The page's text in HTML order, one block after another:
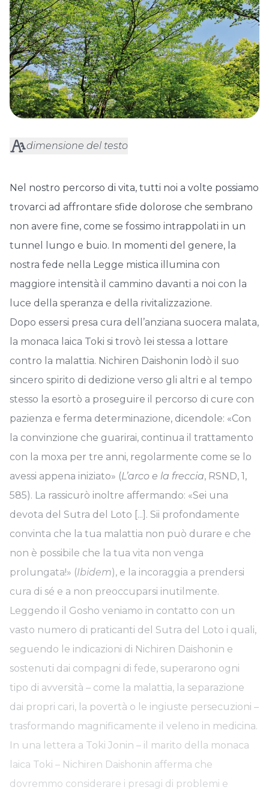
dimensione del testo
Nel nostro percorso di vita, tutti noi a volte possiamo
trovarci ad affrontare sfide dolorose che sembrano
non avere fine, come se fossimo intrappolati in un
tunnel lungo e buio. In momenti del genere, la
nostra fede nella Legge mistica illumina con
maggiore intensità il cammino davanti a noi con la
luce della speranza e della rivitalizzazione.
Dopo essersi presa cura dell’anziana suocera malata,
la monaca laica Toki si trovò lei stessa a lottare
contro la malattia. Nichiren Daishonin lodò il suo
sincero spirito di dedizione verso gli altri e al tempo
stesso la esortò a proseguire il percorso di cure con
pazienza e ferma determinazione, dicendole: «Con
la convinzione che guarirai, continua il trattamento
con la moxa per tre anni, regolarmente come se lo
avessi appena iniziato» (L’arco e la freccia, RSND, 1,
585). La rassicurò inoltre affermando: «Sei una
devota del Sutra del Loto [...]. Sii profondamente
convinta che la tua malattia non può durare e che
non è possibile che la tua vita non venga
prolungata!» (Ibidem), e la incoraggia a prendersi
cura di sé e a non preoccuparsi inutilmente.
Leggendo il Gosho veniamo in contatto con un
vasto numero di praticanti del Sutra del Loto i quali,
seguendo le indicazioni di Nichiren Daishonin e
sostenuti dai compagni di fede, superarono ogni
tipo di avversità – come la malattia, la separazione
dai propri cari, la povertà o le ingiuste persecuzioni –
trasformando magnificamente il veleno in medicina.
In una lettera a Toki Jonin – il marito della monaca
laica Toki – Nichiren Daishonin afferma che
dovremmo considerare i presagi di problemi e